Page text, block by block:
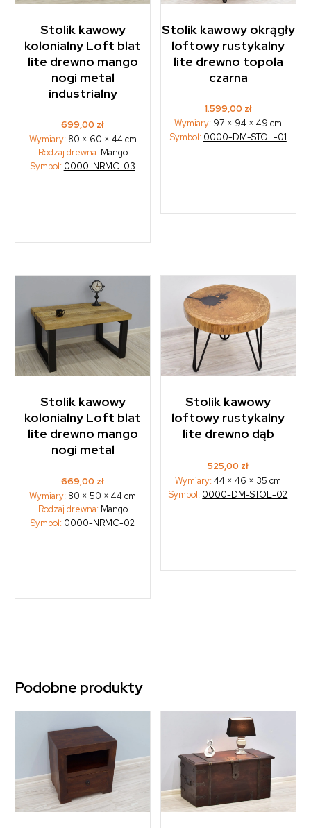
Stolik kawowy
kolonialny Loft blat
lite drewno mango
nogi metal
industrialny
699,00 zł
Wymiary: 80 × 60 × 44 cm
Rodzaj drewna: Mango
Symbol: 0000-NRMC-03
Stolik kawowy okrągły
loftowy rustykalny
lite drewno topola
czarna
1.599,00 zł
Wymiary: 97 × 94 × 49 cm
Symbol: 0000-DM-STOL-01
Stolik kawowy
kolonialny Loft blat
lite drewno mango
nogi metal
669,00 zł
Wymiary: 80 × 50 × 44 cm
Rodzaj drewna: Mango
Symbol: 0000-NRMC-02
Stolik kawowy
loftowy rustykalny
lite drewno dąb
525,00 zł
Wymiary:44 × 46 × 35 cm
Symbol: 0000-DM-STOL-02
Podobne produkty